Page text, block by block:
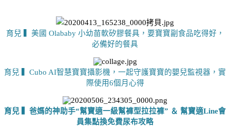
育兒 ▍美國 Olababy 小幼苗軟矽膠餐具，要寶寶副食品吃得好，
必備好的餐具
育兒 ▍Cubo AI智慧寶寶攝影機，一起守護寶寶的嬰兒監視器，實
際使用6個月心得
育兒 ▍爸媽的神助手“幫寶適一級幫褲型拉拉褲” ＆ 幫寶適Line會
員集點換免費尿布攻略